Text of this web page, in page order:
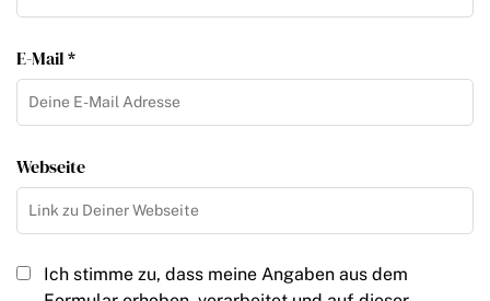
E-Mail *
Webseite
Ich stimme zu, dass meine Angaben aus dem